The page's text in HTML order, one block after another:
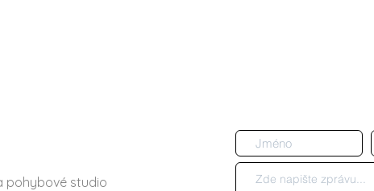
pohybové studio